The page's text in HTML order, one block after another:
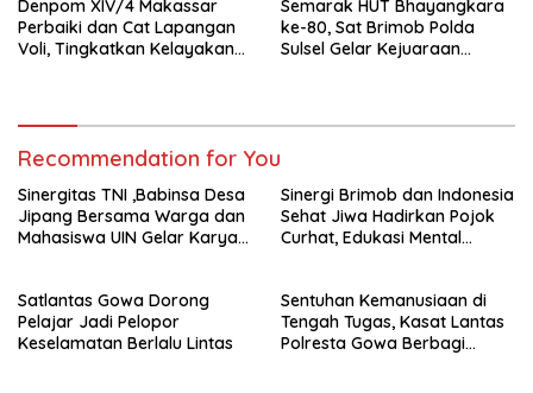
Denpom XIV/4 Makassar
Perbaiki dan Cat Lapangan
Voli, Tingkatkan Kelayakan
Semarak HUT Bhayangkara
ke-80, Sat Brimob Polda
Sulsel Gelar Kejuaraan
Recommendation for You
Sinergitas TNI ,Babinsa Desa
Jipang Bersama Warga dan
Mahasiswa UIN Gelar Karya
Sinergi Brimob dan Indonesia
Sehat Jiwa Hadirkan Pojok
Curhat, Edukasi Mental
Satlantas Gowa Dorong
Pelajar Jadi Pelopor
Keselamatan Berlalu Lintas
Sentuhan Kemanusiaan di
Tengah Tugas, Kasat Lantas
Polresta Gowa Berbagi